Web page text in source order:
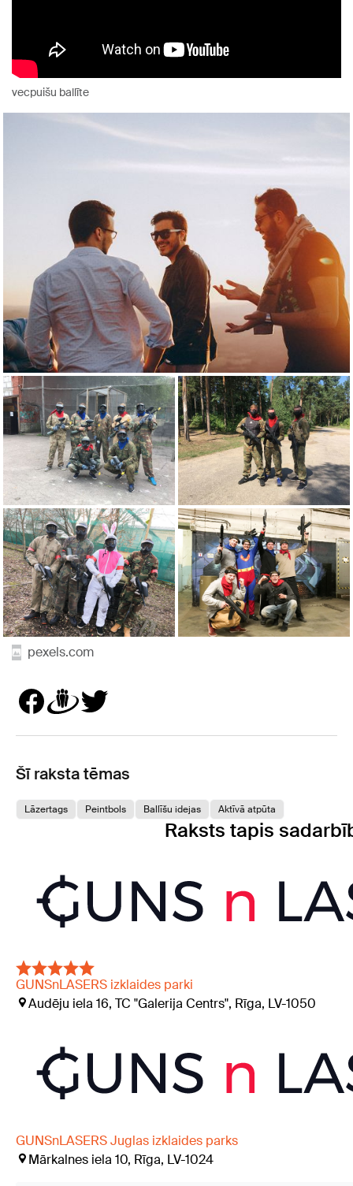
vecpuišu ballīte
pexels.com
Šī raksta tēmas
Lāzertags Peintbols Ballīšu idejas Aktīvā atpūta
Raksts tapis
GUNSnLASERS izklaides parki
Audēju iela 16, TC "Galerija Centrs", Rīga, LV-1050
GUNSnLASERS Juglas izklaides parks
Mārkalnes iela 10, Rīga, LV-1024